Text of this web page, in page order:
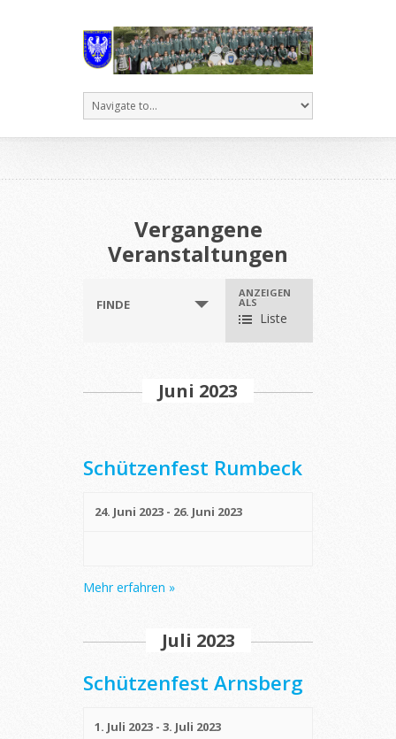
Vergangene
Veranstaltungen
Such-
FINDE
Veranstaltung
Ansichtennavigation
ANZEIGEN
ALS
Liste
Juni 2023
Schützenfest Rumbeck
24. Juni 2023 - 26. Juni 2023
Mehr erfahren »
Juli 2023
Schützenfest Arnsberg
1. Juli 2023 - 3. Juli 2023